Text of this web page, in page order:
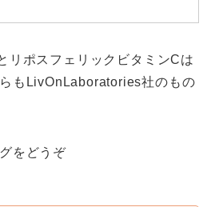
リポスフェリックビタミンCは
もLivOnLaboratories社のもの
をどうぞ